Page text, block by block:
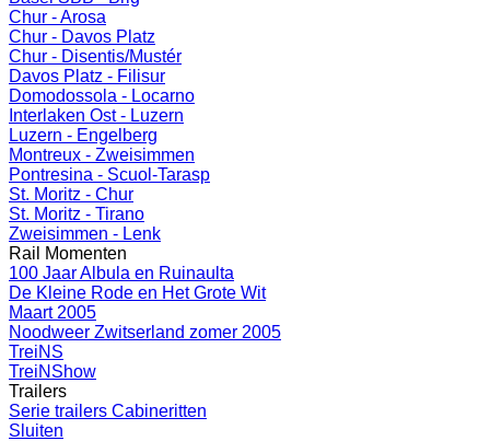
Chur - Arosa
Chur - Davos Platz
Chur - Disentis/Mustér
Davos Platz - Filisur
Domodossola - Locarno
Interlaken Ost - Luzern
Luzern - Engelberg
Montreux - Zweisimmen
Pontresina - Scuol-Tarasp
St. Moritz - Chur
St. Moritz - Tirano
Zweisimmen - Lenk
Rail Momenten
100 Jaar Albula en Ruinaulta
De Kleine Rode en Het Grote Wit
Maart 2005
Noodweer Zwitserland zomer 2005
TreiNS
TreiNShow
Trailers
Serie trailers Cabineritten
Sluiten